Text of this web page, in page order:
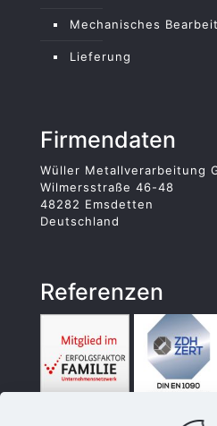
Mechanisches
Lieferung
Firmendaten
Wüller Metallverarbeitung
Wilmersstraße 46-48
48282 Emsdetten
Deutschland
Referenzen